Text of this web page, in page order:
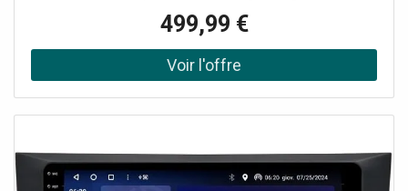
fourni ,avec le produit.Il dispose d’un ,écran tactile
capacitif QLED haute définition de 9 pouces, offrant ainsi
une qualité visuelle impressionnante et un
pour ,Apple CarPlay et Android Auto, permettant de
synchroniser facilement votre téléphone avec le système
499,99 €